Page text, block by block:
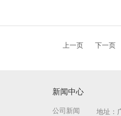
上一页 下一页
地址：
新闻中心
公司新闻